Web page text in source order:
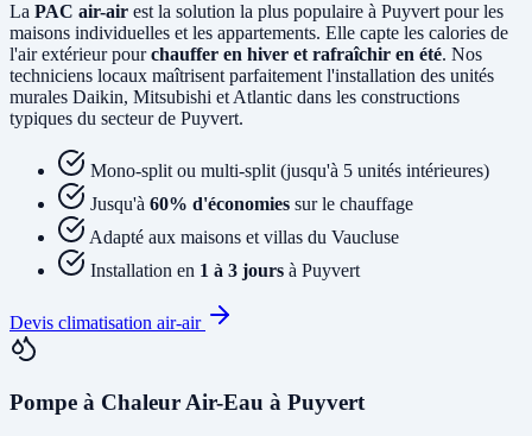
La PAC air-air est la solution la plus populaire à Puyvert pour les
maisons individuelles et les appartements. Elle capte les calories de
l'air extérieur pourchauffer en hiver et rafraîchir en été. Nos
techniciens locaux maîtrisent parfaitement l'installation des unités
murales Daikin, Mitsubishi et Atlantic dans les constructions
typiques du secteur de Puyvert.
Mono-split ou multi-split (jusqu'à 5 unités intérieures)
Jusqu'à 60% d'économies sur le chauffage
Adapté aux maisons et villas du Vaucluse
Installation en 1 à 3 jours à Puyvert
Devis climatisation air-air
Pompe à Chaleur Air-Eau à Puyvert